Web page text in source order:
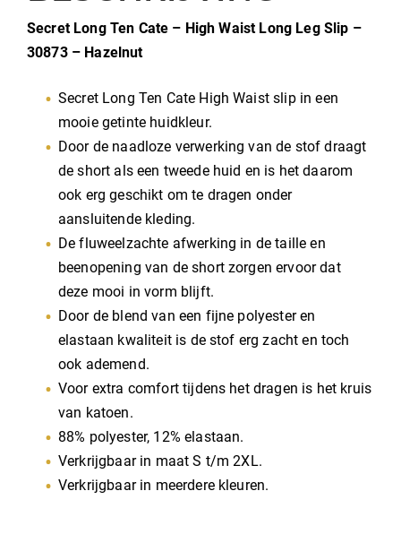
Secret Long Ten Cate – High Waist Long Leg Slip –
30873 – Hazelnut
Secret Long Ten Cate High Waist slip in een
mooie getinte huidkleur.
Door de naadloze verwerking van de stof draagt
de short als een tweede huid en is het daarom
ook erg geschikt om te dragen onder
aansluitende kleding.
De fluweelzachte afwerking in de taille en
beenopening van de short zorgen ervoor dat
deze mooi in vorm blijft.
Door de blend van een fijne polyester en
elastaan kwaliteit is de stof erg zacht en toch
ook ademend.
Voor extra comfort tijdens het dragen is het kruis
van katoen.
88% polyester, 12% elastaan.
Verkrijgbaar in maat S t/m 2XL.
Verkrijgbaar in meerdere kleuren.